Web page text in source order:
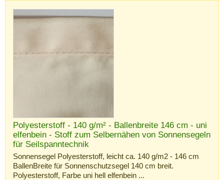
Polyesterstoff - 140 g/m² - Ballenbreite 146 cm - uni
elfenbein - Stoff zum Selbernähen von Sonnensegeln
für Seilspanntechnik
Sonnensegel Polyesterstoff, leicht ca. 140 g/m2 - 146 cm
BallenBreite für Sonnenschutzsegel 140 cm breit.
Polyesterstoff, Farbe uni hell elfenbein ...